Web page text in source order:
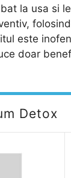
la usa si
este
doar
Detox